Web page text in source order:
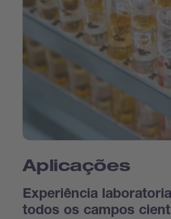
Aplicações
Experiência
todos os campos